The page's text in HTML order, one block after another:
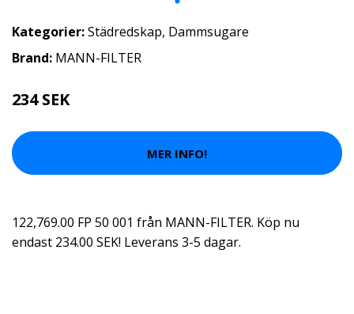
Kategorier:Städredskap, Dammsugare
Brand: MANN-FILTER
234 SEK
MER INFO!
122,769.00 FP 50 001 från MANN-FILTER. Köp nu
endast 234.00 SEK! Leverans 3-5 dagar.